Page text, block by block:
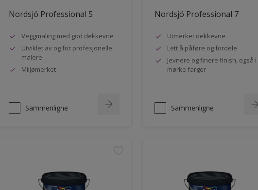
Nordsjö Professional 5
Veggmaling med god dekkevne
Utviklet av og for profesjonelle
malere
Miljømerket
Sammenligne
Nordsjö Professional 7
Utmerket dekkevne
Lett å påføre og fordele
Jevnere og finere finish, også i
mørke farger
Sammenligne